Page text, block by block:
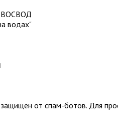
ВОСВОД
водах"
от спам-ботов. Для